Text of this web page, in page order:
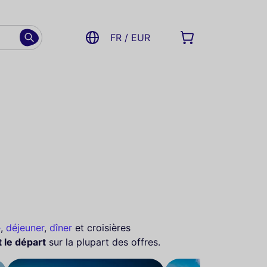
FR / EUR
, déjeuner, dîner et croisières
le départ sur la plupart des offres.